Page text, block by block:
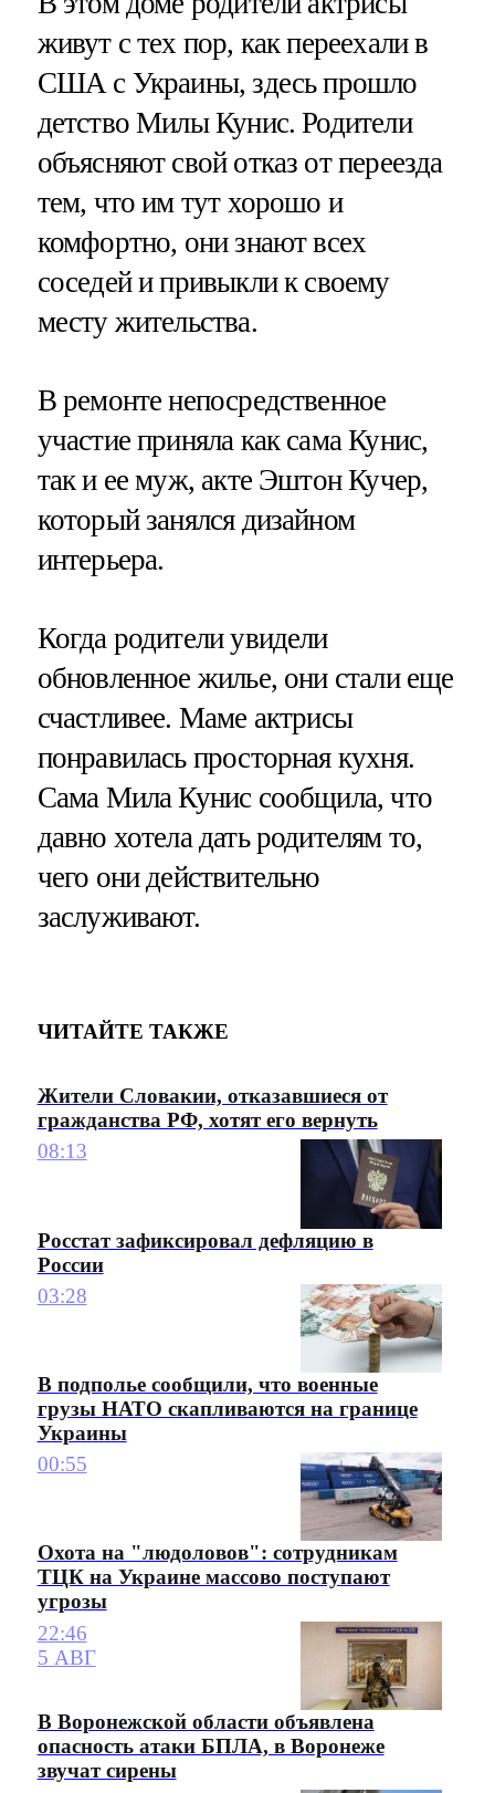
живут с тех пор, как переехали в
США с Украины, здесь прошло
детство Милы Кунис. Родители
объясняют свой отказ от переезда
тем, что им тут хорошо и
комфортно, они знают всех
соседей и привыкли к своему
месту жительства.
В ремонте непосредственное
участие приняла как сама Кунис,
так и ее муж, акте Эштон Кучер,
который занялся дизайном
интерьера.
Когда родители увидели
обновленное жилье, они стали еще
счастливее. Маме актрисы
понравилась просторная кухня.
Сама Мила Кунис сообщила, что
давно хотела дать родителям то,
чего они действительно
заслуживают.
ЧИТАЙТЕ ТАКЖЕ
Жители Словакии, отказавшиеся от
гражданства РФ, хотят его вернуть
08:13
Росстат зафиксировал дефляцию в
России
03:28
В подполье сообщили, что военные
грузы НАТО скапливаются на границе
Украины
00:55
Охота на "людоловов": сотрудникам
ТЦК на Украине массово поступают
угрозы
22:46
5 АВГ
В Воронежской области объявлена
опасность атаки БПЛА, в Воронеже
звучат сирены